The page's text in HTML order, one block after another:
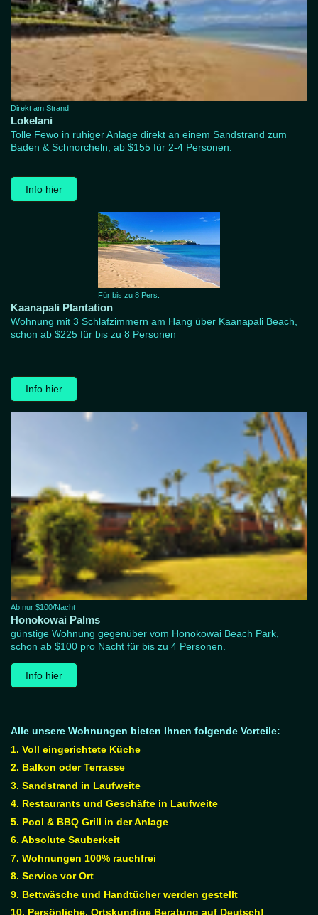
Direkt am Strand
Lokelani
Tolle Fewo in ruhiger Anlage direkt an einem Sandstrand zum
Baden & Schnorcheln, ab $155 für 2-4 Personen.
Info hier
Für bis zu 8 Pers.
Kaanapali Plantation
Wohnung mit 3 Schlafzimmern am Hang über Kaanapali Beach,
schon ab $225 für bis zu 8 Personen
Info hier
Ab nur $100/Nacht
Honokowai Palms
günstige Wohnung gegenüber vom Honokowai Beach Park,
schon ab $100 pro Nacht für bis zu 4 Personen.
Info hier
Alle unsere Wohnungen bieten Ihnen folgende Vorteile:
1. Voll eingerichtete Küche
2. Balkon oder Terrasse
3. Sandstrand in Laufweite
4. Restaurants und Geschäfte in Laufweite
5. Pool & BBQ Grill in der Anlage
6. Absolute Sauberkeit
7. Wohnungen 100% rauchfrei
8. Service vor Ort
9. Bettwäsche und Handtücher werden gestellt
10. Persönliche, Ortskundige Beratung auf Deutsch!